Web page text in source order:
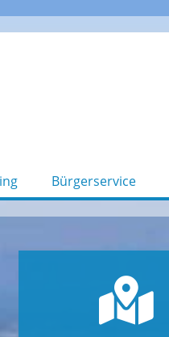
Bürgerservice